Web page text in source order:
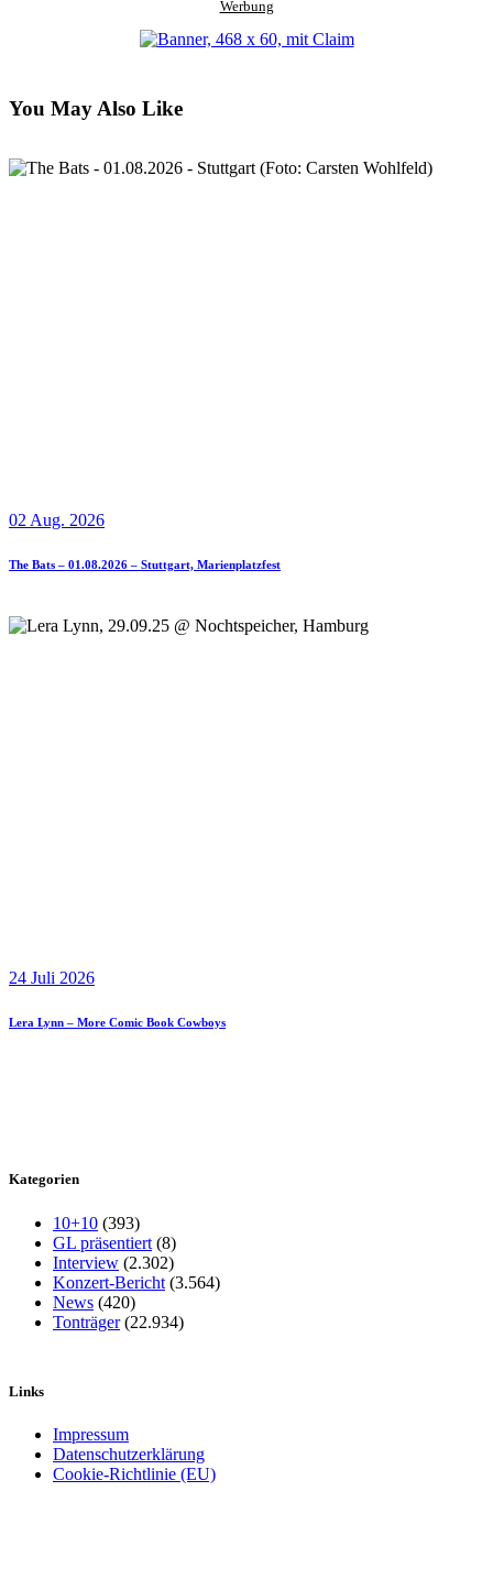
Werbung
You May Also Like
02 Aug. 2026
The Bats – 01.08.2026 – Stuttgart, Marienplatzfest
24 Juli 2026
Lera Lynn – More Comic Book Cowboys
Kategorien
10+10 (393)
GL präsentiert (8)
Interview (2.302)
Konzert-Bericht (3.564)
News (420)
Tonträger(22.934)
Links
Impressum
Datenschutzerklärung
Cookie-Richtlinie (EU)